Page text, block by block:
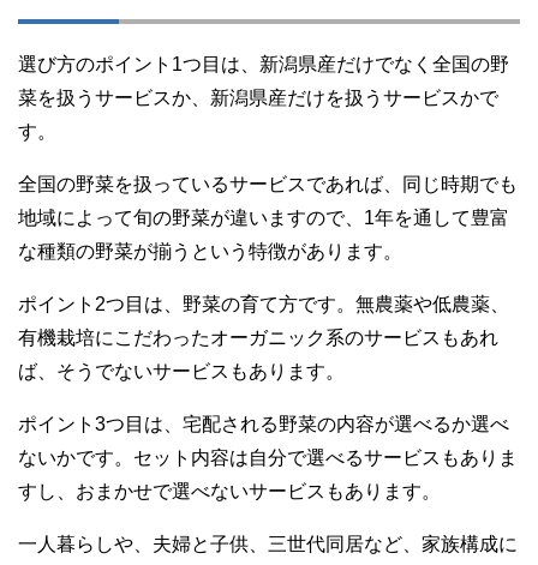
選び方のポイント1つ目は、新潟県産だけでなく全国の野
菜を扱うサービスか、新潟県産だけを扱うサービスかで
す。
全国の野菜を扱っているサービスであれば、同じ時期でも
地域によって旬の野菜が違いますので、1年を通して豊富
な種類の野菜が揃うという特徴があります。
ポイント2つ目は、野菜の育て方です。無農薬や低農薬、
有機栽培にこだわったオーガニック系のサービスもあれ
ば、そうでないサービスもあります。
ポイント3つ目は、宅配される野菜の内容が選べるか選べ
ないかです。セット内容は自分で選べるサービスもありま
すし、おまかせで選べないサービスもあります。
一人暮らしや、夫婦と子供、三世代同居など、家族構成に